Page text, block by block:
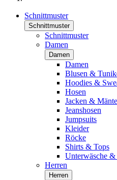
Schnittmuster
Schnittmuster
Schnittmuster
Damen
Damen
Damen
Blusen &
Hoodies &
Hosen
Jacken &
Jeanshosen
Jumpsuits
Kleider
Röcke
Shirts & Tops
Unterwäsche
Herren
Herren